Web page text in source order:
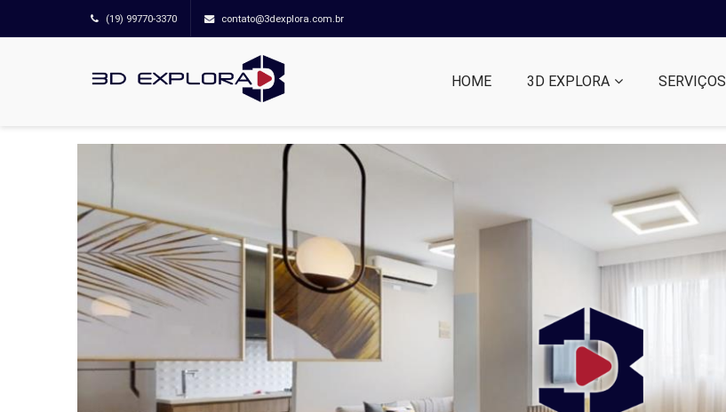
(19) 99770-3370 contato@3dexplora.com.br
HOME 3D EXPLORA SERVIÇOS